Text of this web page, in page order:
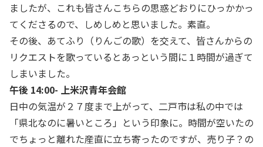
ましたが、これも皆さんこちらの思惑どおりにひっかかっ
てくださるので、しめしめと思いました。素直。
その後、あてふり（りんごの歌）を交えて、皆さんからの
リクエストを歌っているとあっという間に１時間が過ぎて
しまいました。
午後 14:00- 上米沢青年会館
日中の気温が２７度まで上がって、二戸市は私の中では
「県北なのに暑いところ」という印象に。時間が空いたの
でちょっと離れた産直に立ち寄ったのですが、売り子？の